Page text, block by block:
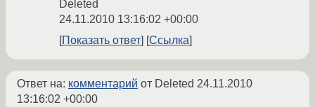
Deleted
24.11.2010 13:16:02 +00:00
Показать ответ
Ссылка
Ответ на: комментарий от Deleted 24.11.2010
13:16:02 +00:00